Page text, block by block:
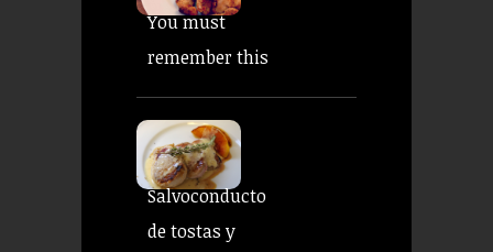
You must
remember this
Salvoconducto
de tostas y